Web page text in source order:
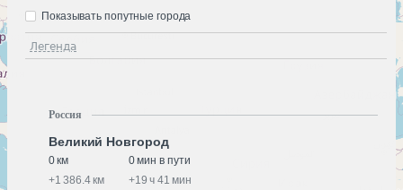
Легенда
Показывать попутные города
Россия
Великий Новгород
0 км
0 мин в пути
+1 386.4 км +19 ч 41 мин